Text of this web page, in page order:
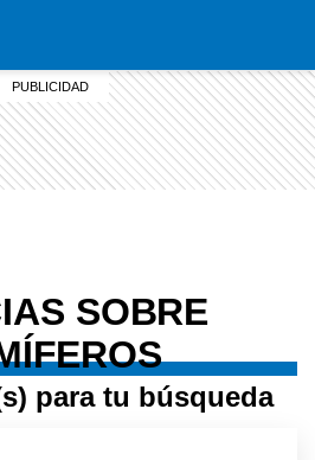
SOBRE
para tu búsqueda